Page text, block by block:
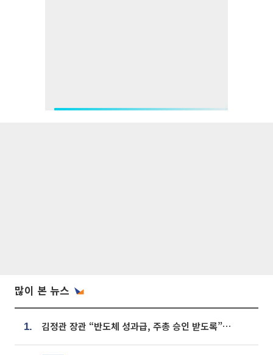
많이 본 뉴스
1. 김정관 장관 “반도체 성과급, 주총 승인 받도록”…상법·자본시장법 개정 시사